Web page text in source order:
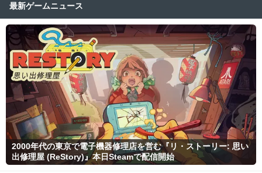
最新ゲームニュース
2000年代の東京で電子機器修理店を営む『リ・ストーリー: 思い
出修理屋 (ReStory)』本日Steamで配信開始